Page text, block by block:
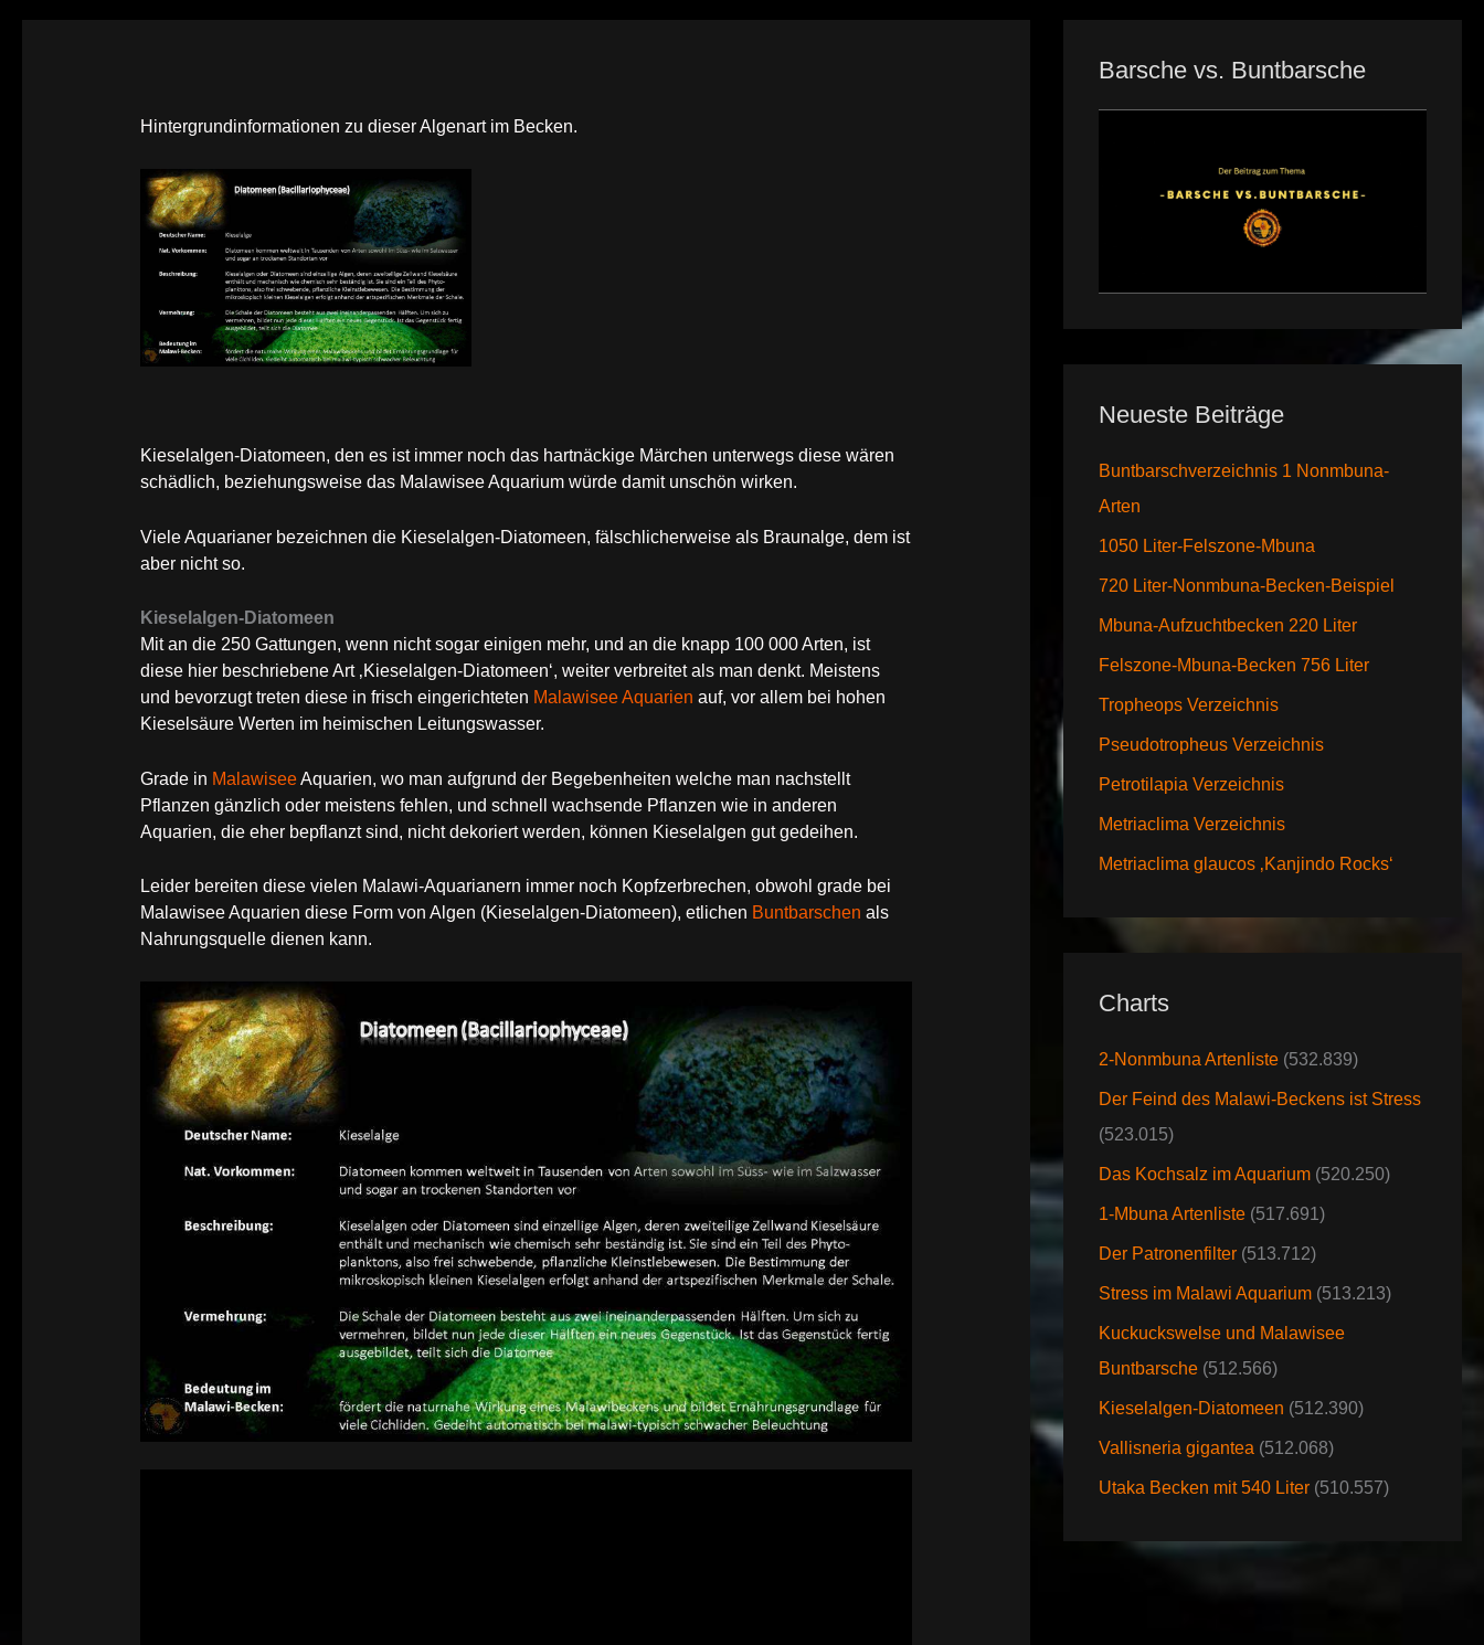
Hintergrundinformationen zu dieser Algenart im Becken.
Kieselalgen-Diatomeen, den es ist immer noch das hartnäckige Märchen unterwegs diese wären
schädlich, beziehungsweise das Malawisee Aquarium würde damit unschön wirken.
Viele Aquarianer bezeichnen die Kieselalgen-Diatomeen, fälschlicherweise als Braunalge, dem ist
aber nicht so.
Kieselalgen-Diatomeen
Mit an die 250 Gattungen, wenn nicht sogar einigen mehr, und an die knapp 100 000 Arten, ist
diese hier beschriebene Art ‚Kieselalgen-Diatomeen‘, weiter verbreitet als man denkt. Meistens
und bevorzugt treten diese in frisch eingerichteten Malawisee Aquarien auf, vor allem bei hohen
Kieselsäure Werten im heimischen Leitungswasser.
Grade in MalawiseeAquarien, wo man aufgrund der Begebenheiten welche man nachstellt
Pflanzen gänzlich oder meistens fehlen, und schnell wachsende Pflanzen wie in anderen
Aquarien, die eher bepflanzt sind, nicht dekoriert werden, können Kieselalgen gut gedeihen.
Leider bereiten diese vielen Malawi-Aquarianern immer noch Kopfzerbrechen, obwohl grade bei
Malawisee Aquarien diese Form von Algen (Kieselalgen-Diatomeen), etlichen Buntbarschen als
Nahrungsquelle dienen kann.
Barsche vs. Buntbarsche
Neueste Beiträge
Buntbarschverzeichnis 1 Nonmbuna-
Arten
1050 Liter-Felszone-Mbuna
720 Liter-Nonmbuna-Becken-Beispiel
Mbuna-Aufzuchtbecken 220 Liter
Felszone-Mbuna-Becken 756 Liter
Tropheops Verzeichnis
Pseudotropheus Verzeichnis
Petrotilapia Verzeichnis
Metriaclima Verzeichnis
Metriaclima glaucos ‚Kanjindo Rocks‘
Charts
2-Nonmbuna Artenliste (532.839)
Der Feind des Malawi-Beckens ist Stress
(523.015)
Das Kochsalz im Aquarium (520.250)
1-Mbuna Artenliste (517.691)
Der Patronenfilter (513.712)
Stress im Malawi Aquarium (513.213)
Kuckuckswelse und Malawisee
Buntbarsche (512.566)
Kieselalgen-Diatomeen (512.390)
Vallisneria gigantea (512.068)
Utaka Becken mit 540 Liter (510.557)